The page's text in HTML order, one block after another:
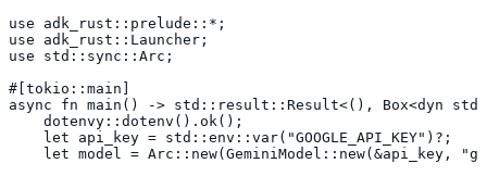
use adk_rust::prelude::*;
use adk_rust::Launcher;
use std::sync::Arc;
#[tokio::main]
async fn main() -> std::result::Result<(), Box<dyn
    dotenvy::dotenv().ok();
    let api_key = std::env::var("GOOGLE_API_KEY")?;
let model = Arc::new(GeminiModel::new(&api_key,